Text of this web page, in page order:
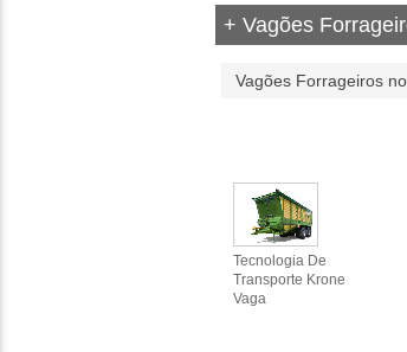
+ Vagões
Vagões Forrageiros
Tecnologia De
Transporte Krone
Vaga